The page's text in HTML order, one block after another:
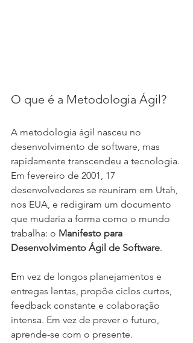
O que é a Metodologia Ágil?
A metodologia ágil nasceu no
desenvolvimento de software, mas
rapidamente transcendeu a tecnologia.
Em fevereiro de 2001, 17
desenvolvedores se reuniram em Utah,
nos EUA, e redigiram um documento
que mudaria a forma como o mundo
trabalha: o Manifesto para
Desenvolvimento Ágil de Software.
Em vez de longos planejamentos e
entregas lentas, propõe ciclos curtos,
feedback constante e colaboração
intensa. Em vez de prever o futuro,
aprende-se com o presente.